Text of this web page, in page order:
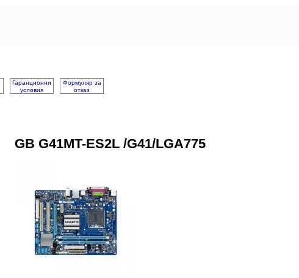
Гаранционни
условия
Формуляр за
отказ
GB G41MT-ES2L /G41/LGA775